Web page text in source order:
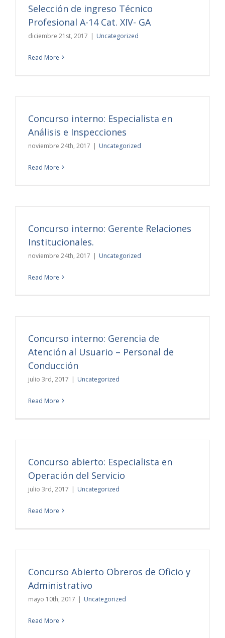
Selección de ingreso Técnico
Profesional A-14 Cat. XIV- GA
diciembre 21st, 2017 | Uncategorized
Read More
Concurso interno: Especialista en
Análisis e Inspecciones
noviembre 24th, 2017 | Uncategorized
Read More
Concurso interno: Gerente Relaciones
Institucionales.
noviembre 24th, 2017 | Uncategorized
Read More
Concurso interno: Gerencia de
Atención al Usuario – Personal de
Conducción
julio 3rd, 2017 | Uncategorized
Read More
Concurso abierto: Especialista en
Operación del Servicio
julio 3rd, 2017 | Uncategorized
Read More
Concurso Abierto Obreros de Oficio y
Administrativo
mayo 10th, 2017 | Uncategorized
Read More